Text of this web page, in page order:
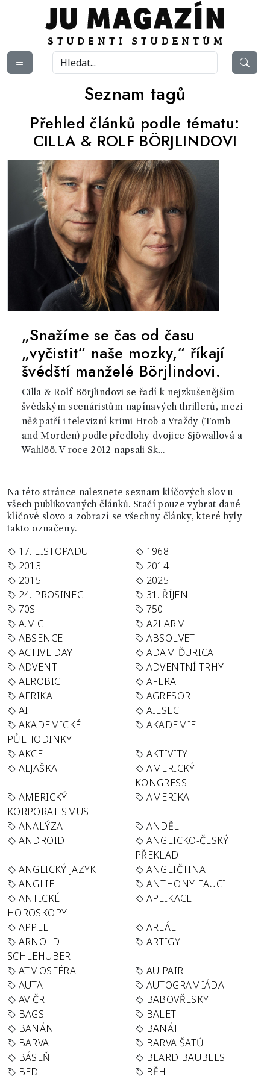
Seznam tagů
Přehled článků podle tématu:
CILLA & ROLF BÖRJLINDOVI
„Snažíme se čas od času
„vyčistit“ naše mozky,“ říkají
švédští manželé Börjlindovi.
Cilla & Rolf Börjlindovi se řadí k nejzkušenějším
švédským scenáristům napínavých thrillerů, mezi
něž patří i televizní krimi Hrob a Vraždy (Tomb
and Morden) podle předlohy dvojice Sjöwallová a
Wahlöö. V roce 2012 napsali Sk...
Na této stránce naleznete seznam klíčových slov u
všech publikovaných článků. Stačí pouze vybrat dané
klíčové slovo a zobrazí se všechny články, které byly
takto označeny.
17. LISTOPADU
1968
2013
2014
2015
2025
24. PROSINEC
31. ŘÍJEN
70S
750
A.M.C.
A2LARM
ABSENCE
ABSOLVET
ACTIVE DAY
ADAM ĎURICA
ADVENT
ADVENTNÍ TRHY
AEROBIC
AFERA
AFRIKA
AGRESOR
AI
AIESEC
AKADEMICKÉ
PŮLHODINKY
AKADEMIE
AKCE
AKTIVITY
ALJAŠKA
AMERICKÝ
KONGRESS
AMERICKÝ
KORPORATISMUS
AMERIKA
ANALÝZA
ANDĚL
ANDROID
ANGLICKO-ČESKÝ
PŘEKLAD
ANGLICKÝ JAZYK
ANGLIČTINA
ANGLIE
ANTHONY FAUCI
ANTICKÉ
HOROSKOPY
APLIKACE
APPLE
AREÁL
ARNOLD
SCHLEHUBER
ARTIGY
ATMOSFÉRA
AU PAIR
AUTA
AUTOGRAMIÁDA
AV ČR
BABOVŘESKY
BAGS
BALET
BANÁN
BANÁT
BARVA
BARVA ŠATŮ
BÁSEŇ
BEARD BAUBLES
BED
BĚH